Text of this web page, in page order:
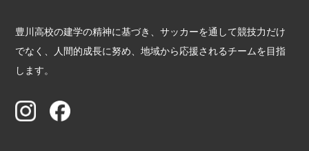
豊川高校の建学の精神に基づき、サッカーを通して競技力だけ
でなく、人間的成長に努め、地域から応援されるチームを目指
します。